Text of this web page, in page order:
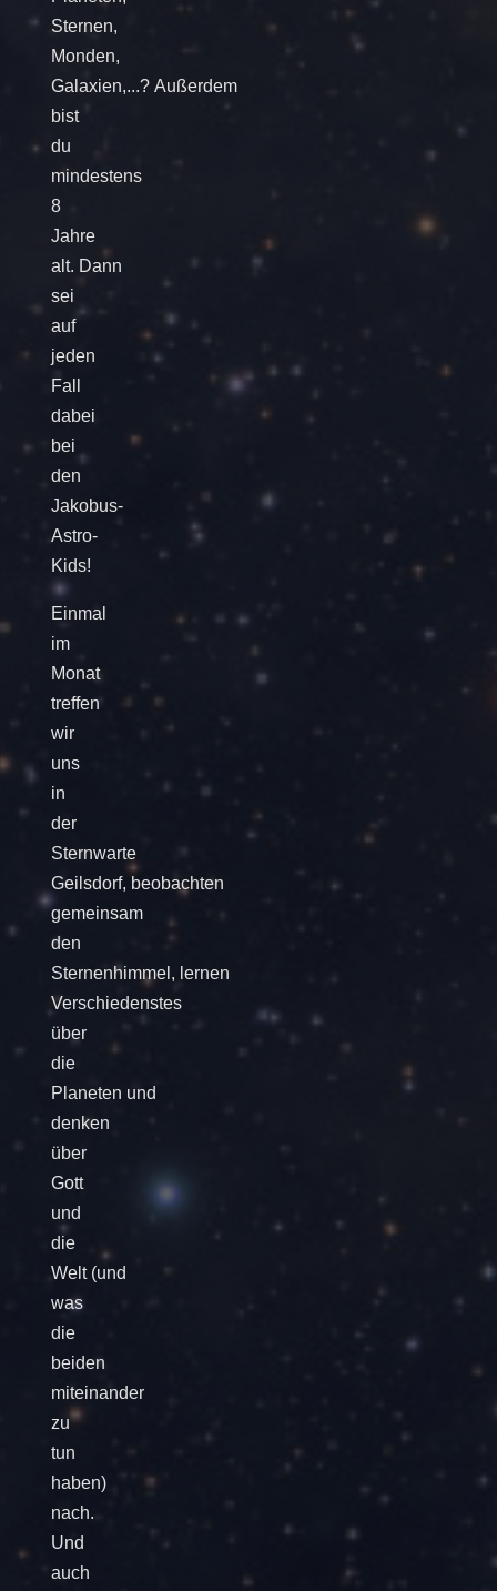
Sternen,
Monden,
Galaxien,...? Außerdem
bist
du
mindestens
8
Jahre
alt. Dann
sei
auf
jeden
Fall
dabei
bei
den
Jakobus-
Astro-
Kids!
Einmal
im
Monat
treffen
wir
uns
in
der
Sternwarte
Geilsdorf, beobachten
gemeinsam
den
Sternenhimmel, lernen
Verschiedenstes
über
die
Planeten und
denken
über
Gott
und
die
Welt (und
was
die
beiden
miteinander
zu
tun
haben)
nach.
Und
auch